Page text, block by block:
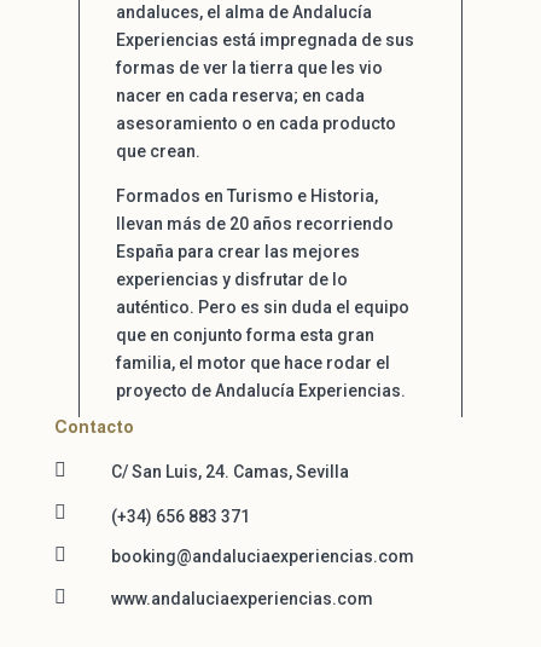
andaluces, el alma de Andalucía
Experiencias está impregnada de sus
formas de ver la tierra que les vio
nacer en cada reserva; en cada
asesoramiento o en cada producto
que crean.
Formados en Turismo e Historia,
llevan más de 20 años recorriendo
España para crear las mejores
experiencias y disfrutar de lo
auténtico. Pero es sin duda el equipo
que en conjunto forma esta gran
familia, el motor que hace rodar el
proyecto de Andalucía Experiencias.
Contacto
 C/ San Luis, 24. Camas, Sevilla
 (+34) 656 883 371
 booking@andaluciaexperiencias.com
 www.andaluciaexperiencias.com